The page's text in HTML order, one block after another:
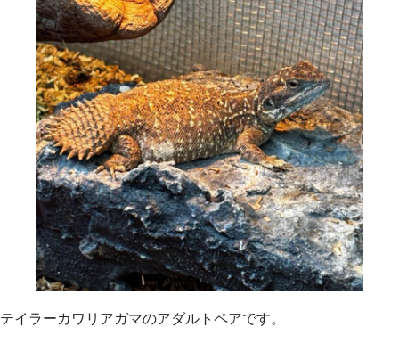
テイラーカワリアガマのアダルトペアです。